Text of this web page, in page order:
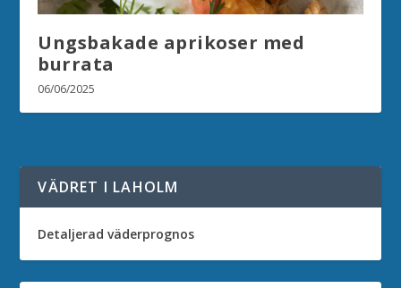
Ungsbakade aprikoser med
burrata
06/06/2025
VÄDRET I LAHOLM
Detaljerad väderprognos